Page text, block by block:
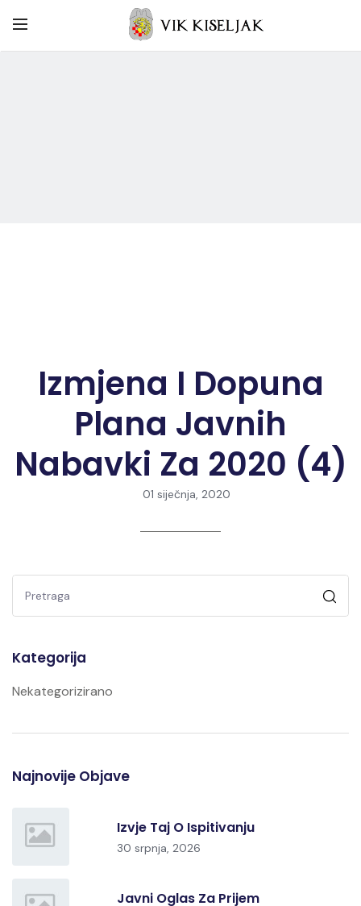
Izmjena I Dopuna
Plana Javnih
Nabavki Za 2020 (4)
01 siječnja, 2020
Kategorija
Nekategorizirano
Najnovije Objave
Izvje Taj O Ispitivanju
30 srpnja, 2026
Javni Oglas Za Prijem